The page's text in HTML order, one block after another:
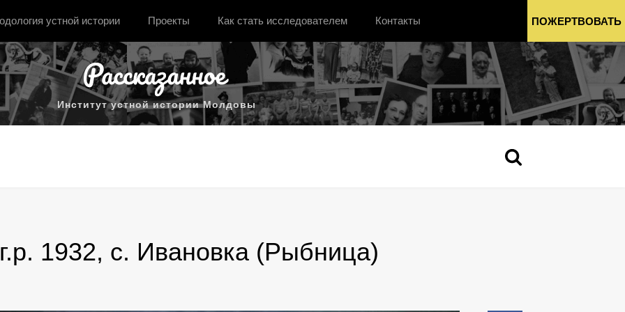
устной истории Проекты Как стать исследователем Контакты ПОЖЕРТВОВАТЬ
Институт устной истории Молдовы
1932, с. Ивановка (Рыбница)